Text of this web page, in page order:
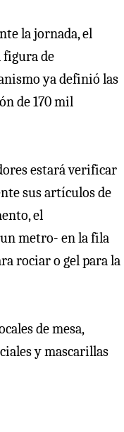
la jornada, el
figura de
ya definió las
de 170 mil
estará verificar
sus artículos de
el
metro- en la fila
rociar o gel para la
de mesa,
y mascarillas